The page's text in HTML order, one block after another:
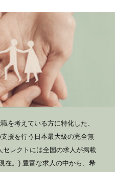
を考えている方に特化した、
援を行う日本最大級の完全無
レクトには全国の求人が掲載
在。) 豊富な求人の中から、希